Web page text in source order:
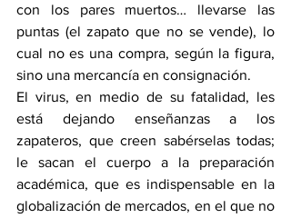
con los pares muertos… llevarse las
puntas (el zapato que no se vende), lo
cual no es una compra, según la figura,
sino una mercancía en consignación.
El virus, en medio de su fatalidad, les
está dejando enseñanzas a los
zapateros, que creen sabérselas todas;
le sacan el cuerpo a la preparación
académica, que es indispensable en la
globalización de mercados, en el que no